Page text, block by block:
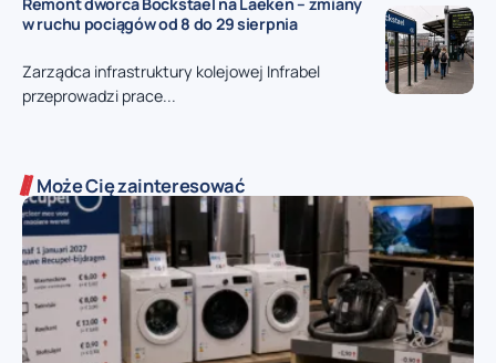
w ruchu pociągów od 8 do 29 sierpnia
Zarządca infrastruktury kolejowej Infrabel
przeprowadzi prace...
Może Cię zainteresować